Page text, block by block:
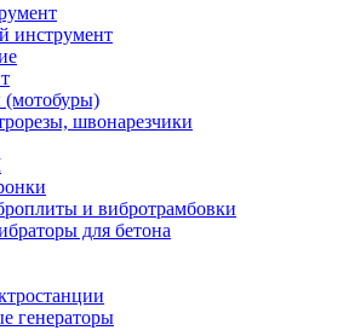
инструмент
(мотобуры)
швонарезчики
и вибротрамбовки
для бетона
генераторы